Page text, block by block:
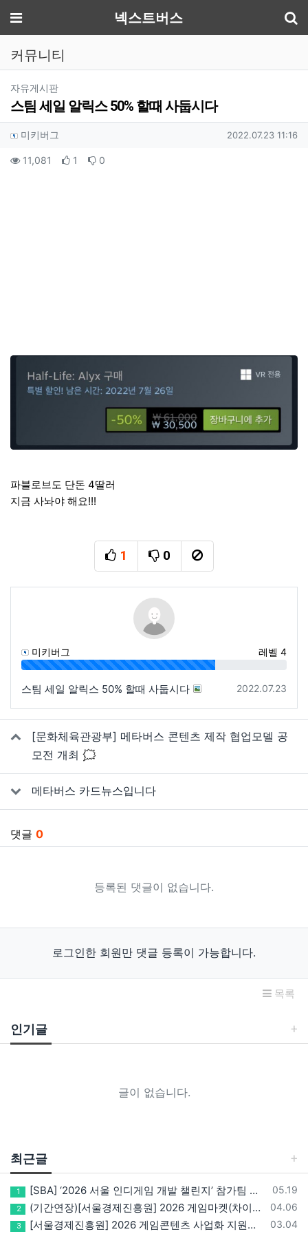
메뉴 넥스트버스
커뮤니티
자유게시판분류
스팀 세일 알릭스 50% 할때 사둡시다
작성자 정보
미키버그 작성일
2022.07.23 11:16
컨텐츠 정보
11,081 조회 1 추천 0
파블로브도 단돈 4딸러
지금 사놔야 해요!!!
1
추천
0
비추천신고
미키버그 레벨 4
73%
등록일
2022.07.23
스팀 세일 알릭스 50% 할때 사둡시다
관련자료
[문화체육관광부] 메타버스 콘텐츠 제작 협업모델 공
모전 개최 🗯
메타버스 카드뉴스입니다
댓글 0
등록된 댓글이 없습니다.
로그인한 회원만 댓글 등록이 가능합니다.
목록
인기글
글이 없습니다.
최근글
등록일
05.19
1 [SBA] ‘2026 서울 인디게임 개발 챌린지’ 참가팀 모집
등록일
04.06
2 (기간연장)[서울경제진흥원] 2026 게임마켓(차이나조이, BIC, 지스타) 서울관 참가기업 모집!(~5/8 15:00)
등록일
03.04
3 [서울경제진흥원] 2026 게임콘텐츠 사업화 지원사업 참가기업 모집(~3/26까지)